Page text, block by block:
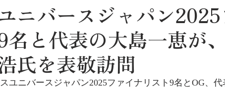
ニバースジャパン
名と代表の大島一恵が
氏を表敬訪問
ユニバースジャパン2025ファイナリスト9名とOG、